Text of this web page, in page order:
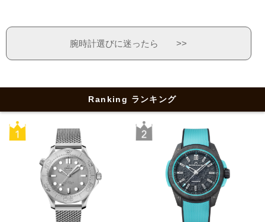
腕時計選びに迷ったら >>
Ranking ランキング